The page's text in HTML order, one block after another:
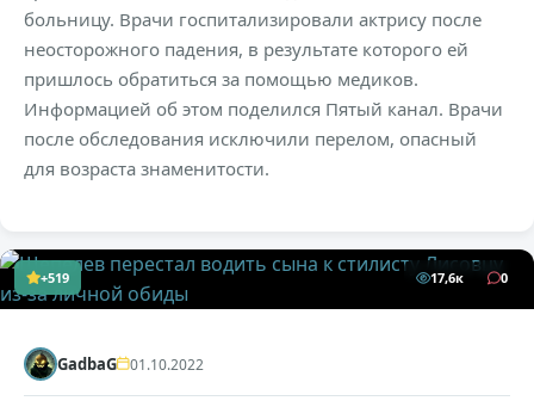
больницу. Врачи госпитализировали актрису после
неосторожного падения, в результате которого ей
пришлось обратиться за помощью медиков.
Информацией об этом поделился Пятый канал. Врачи
после обследования исключили перелом, опасный
для возраста знаменитости.
+519 17,6к 0
GadbaG 01.10.2022